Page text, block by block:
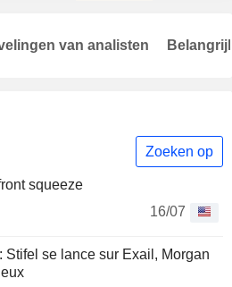
Zoeken op
squeeze
16/07
se lance sur Exail, Morgan
van analisten